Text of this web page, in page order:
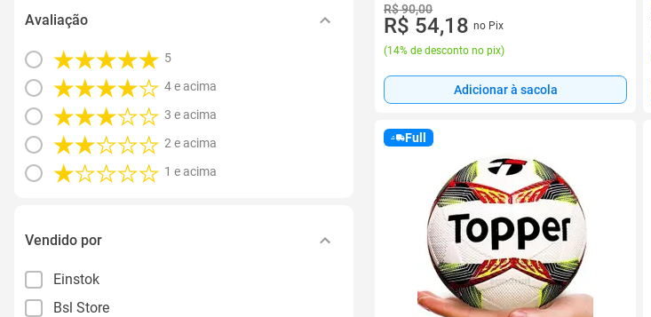
Avaliação
5
4 e acima
3 e acima
2 e acima
1 e acima
Vendido por
Einstok
Bsl Store
R$ 90,00
R$ 54,18 no Pix
(14% de desconto no pix)
Adicionar à sacola
Full